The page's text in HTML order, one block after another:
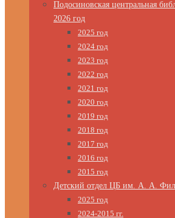
Подосиновская центральная
2026 год
2025 год
2024 год
2023 год
2022 год
2021 год
2020 год
2019 год
2018 год
2017 год
2016 год
2015 год
Детский отдел ЦБ им. А. А.
2025 год
2024-2015 гг.